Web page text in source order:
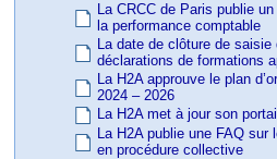
La CRCC de Paris publie
la performance comptable
La date de clôture de saisie
déclarations de formations
La H2A approuve le plan
2024 – 2026
La H2A met à jour son portail
La H2A publie une FAQ sur
en procédure collective